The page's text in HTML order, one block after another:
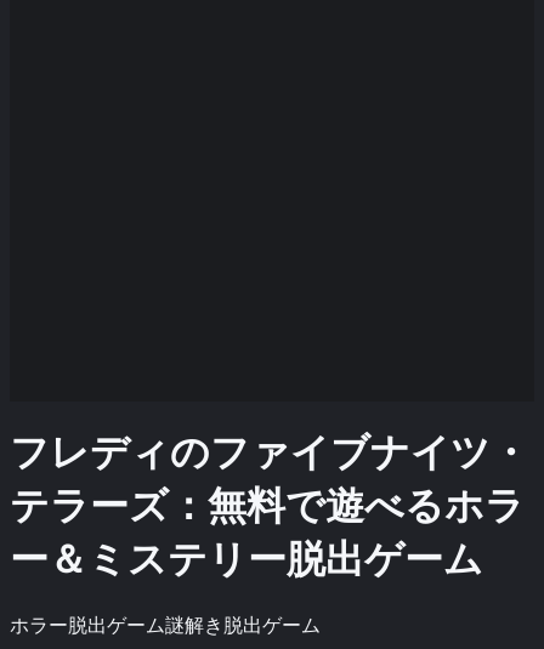
フレディのファイブナイツ・
テラーズ：無料で遊べるホラ
ー＆ミステリー脱出ゲーム
ホラー脱出ゲーム謎解き脱出ゲーム